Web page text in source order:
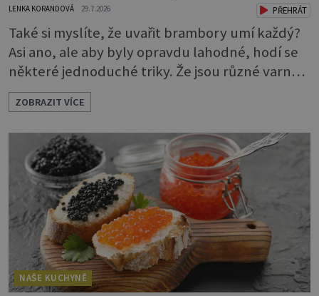
LENKA KORANDOVÁ 29.7.2026 PŘEHRÁT
Také si myslíte, že uvařit brambory umí každý?
Asi ano, ale aby byly opravdu lahodné, hodí se
některé jednoduché triky. Že jsou různé varné
typy od A, tedy na saláty, po D na kaši, určitě
víte, takže vyberete podle toho, co chcete
právě uvařit. Vařte správně Spousta lidí vaří
brambory tak, že nalijí do hrnce vodu, osolí ji,
přidají brambory nakrájené na kousky a dají
vařit. Brambor
ZOBRAZIT VÍCE
NAŠE KUCHYNĚ